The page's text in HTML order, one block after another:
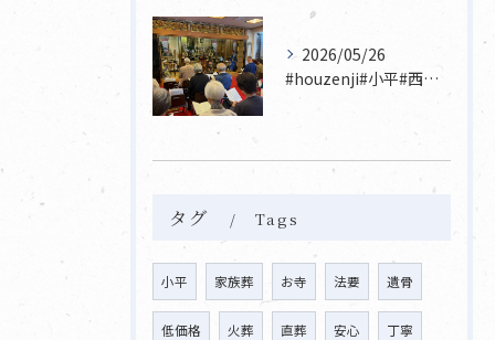
2026/05/26
#houzenji#小平#西東京市#東村山#立川市国分寺市寺...
タグ Tags
小平 家族葬 お寺 法要 遺骨
低価格 火葬 直葬 安心 丁寧